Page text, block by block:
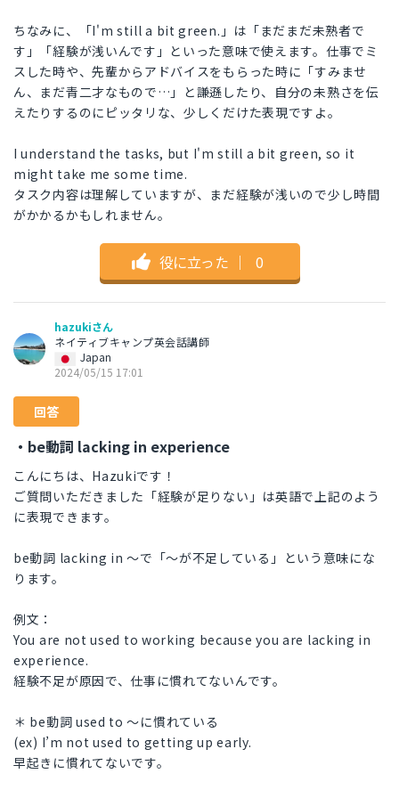
ちなみに、「I'm still a bit green.」は「まだまだ未熟者で
す」「経験が浅いんです」といった意味で使えます。仕事でミ
スした時や、先輩からアドバイスをもらった時に「すみませ
ん、まだ青二才なもので…」と謙遜したり、自分の未熟さを伝
えたりするのにピッタリな、少しくだけた表現ですよ。
I understand the tasks, but I'm still a bit green, so it
might take me some time.
タスク内容は理解していますが、まだ経験が浅いので少し時間
がかかるかもしれません。
役に立った ｜ 0
hazukiさん
ネイティブキャンプ英会話講師
Japan
2024/05/15 17:01
回答
・be動詞 lacking in experience
こんにちは、Hazukiです！
ご質問いただきました「経験が足りない」は英語で上記のよう
に表現できます。
be動詞 lacking in ～で「～が不足している」という意味にな
ります。
例文：
You are not used to working because you are lacking in
experience.
経験不足が原因で、仕事に慣れてないんです。
＊ be動詞 used to ～に慣れている
(ex) I’m not used to getting up early.
早起きに慣れてないです。